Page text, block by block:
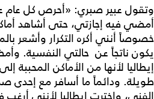
وتقول عبير صبري: «أحرص كل عام
أمضي فيه إجازتي، حتى أشاهد
خصوصاً أنني أكره التكرار وأشعر
يكون ناتجاً عن حالتي النفسية.
إيطاليا لأنها من الأماكن المحببة
طويلة. ودائماً ما أسافر مع إحدى